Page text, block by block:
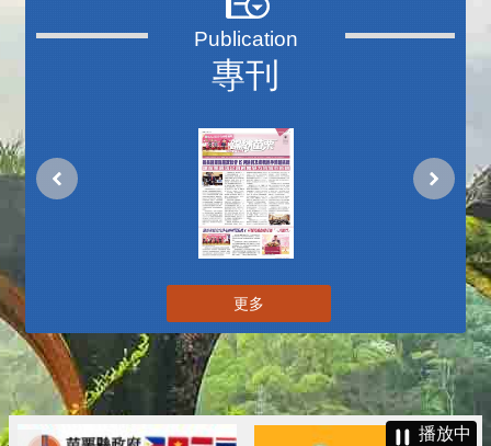
專刊
更多
播放中